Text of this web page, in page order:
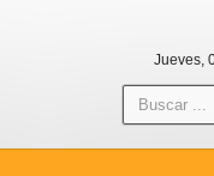
Jueves,